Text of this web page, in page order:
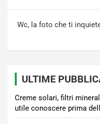
Wc, la foto che ti
ULTIME
Creme solari, filtri
utile conoscere prima